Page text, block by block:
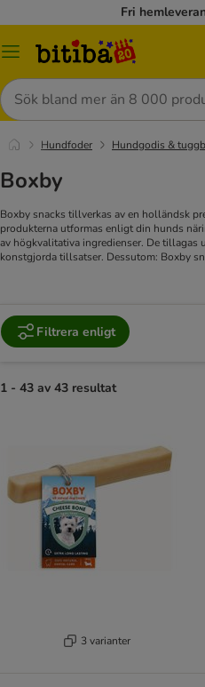
Fri
Meny
Sök
Hundfoder Hundgodis &
Boxby
Boxby snacks tillverkas av en holländsk
produkterna utformas enligt din hunds
av högkvalitativa ingredienser. De
konstgjorda tillsatser. Dessutom: Boxby
Filtrera enligt
1 - 43 av 43 resultat
3 varianter